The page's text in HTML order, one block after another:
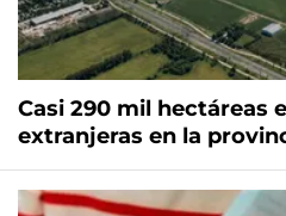
Casi 290 mil hectáreas
extranjeras en la